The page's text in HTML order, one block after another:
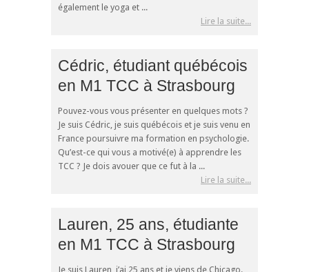
également le yoga et ...
Lire la suite...
Cédric, étudiant québécois
en M1 TCC à Strasbourg
Pouvez-vous vous présenter en quelques mots ?
Je suis Cédric, je suis québécois et je suis venu en
France poursuivre ma formation en psychologie.
Qu’est-ce qui vous a motivé(e) à apprendre les
TCC ? Je dois avouer que ce fut à la ...
Lire la suite...
Lauren, 25 ans, étudiante
en M1 TCC à Strasbourg
Je suis Lauren, j’ai 25 ans et je viens de Chicago.